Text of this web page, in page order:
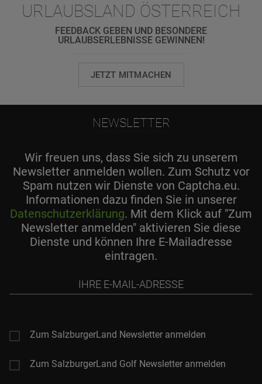
URLAUBSLAND ÖSTERREICH
FEEDBACK GEBEN UND BESONDERE
URLAUBSERLEBNISSE GEWINNEN!
JETZT MITMACHEN
NEWSLETTER
Wir freuen uns, dass Sie sich zu unserem
Newsletter anmelden wollen. Zum Schutz vor
Spam nutzen wir Dienste von Captcha.eu.
Informationen dazu finden Sie in unserer
Datenschutzerklärung. Mit dem Klick auf "Zum
Newsletter anmelden" aktivieren Sie diese
Dienste und können Ihre E-Mailadresse
eintragen.
Mail-
Zum SalzburgerLand Newsletter anmelden
Zum SalzburgerLand Golf Newsletter anmelden